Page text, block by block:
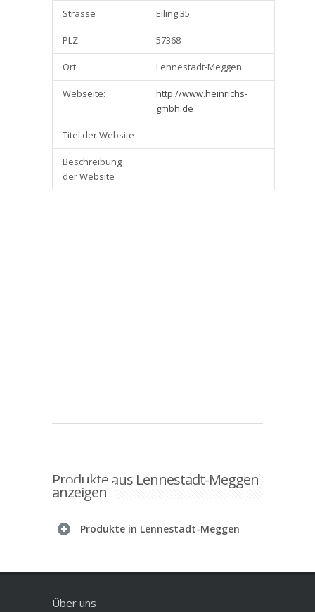
Strasse Eiling 35
PLZ 57368
Ort Lennestadt-Meggen
Webseite:
http://www.heinrichs-
gmbh.de
Titel der Website
Beschreibung
der Website
Produkte aus Lennestadt-Meggen
anzeigen
Produkte in Lennestadt-Meggen
Über uns